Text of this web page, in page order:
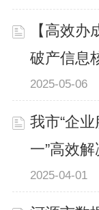
【高效
破产信息
2025-05-06
我市“企
一”高效解
2025-04-01